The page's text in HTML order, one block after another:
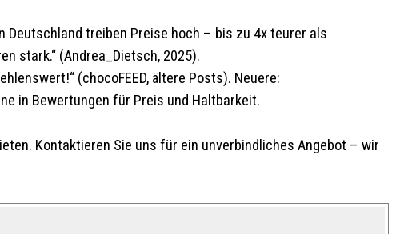
treiben Preise hoch – bis zu 4x teurer als
stark.“ (Andrea_Dietsch, 2025).
(chocoFEED, ältere Posts). Neuere:
in Bewertungen für Preis und Haltbarkeit.
Kontaktieren Sie uns für ein unverbindliches Angebot – wir